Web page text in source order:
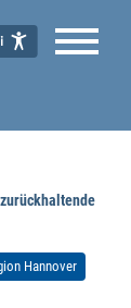
Hannover